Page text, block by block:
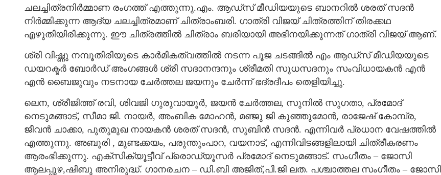
ചലച്ചിത്രനിർമ്മാണ രംഗത്ത് എത്തുന്നു.എം. ആഡ്സ് മീഡിയയുടെ ബാനറിൽ ശരത് സദൻ
നിർമ്മിക്കുന്ന ആദ്യ ചലച്ചിത്രമാണ് ചിത്രാംബരി. ഗാത്രി വിജയ് ചിത്രത്തിന് തിരക്കഥ
എഴുതിയിരിക്കുന്നു. ഈ ചിത്രത്തിൽ ചിത്രാം ബരിയായി അഭിനയിക്കുന്നത് ഗാത്രി വിജയ് ആണ്.
ശ്രി വിഷ്ണു നമ്പൂതിരിയുടെ കാർമികത്വത്തിൽ നടന്ന പൂജ ചടങ്ങിൽ എം ആഡ്സ് മീഡിയയുടെ
ഡയറക്ടർ ബോർഡ് അംഗങ്ങൾ ശ്രീ സദാനന്ദനും ശ്രീമതി സുധസദനും സംവിധായകൻ എൻ
എൻ ബൈജുവും നടനായ ചേർത്തല ജയനും ചേർന്ന് ഭദ്രദീപം തെളിയിച്ചു.
ലെന, ശ്രീജിത്ത് രവി, ശിവജി ഗുരുവായൂർ, ജയൻ ചേർത്തല, സുനിൽ സുഗതാ, പ്രമോദ്
നെടുമങ്ങാട്, സീമാ ജി. നായർ, അംബിക മോഹൻ, മഞ്ജു ജി കുഞ്ഞുമോൻ, രാജേഷ് കോമ്പ്ര,
ജീവൻ ചാക്കാ, പുതുമുഖ നായകൻ ശരത് സദൻ, സുബിൻ സദൻ. എന്നിവർ പ്രധാന വേഷത്തിൽ
എത്തുന്നു. അബൂരി , മുണ്ടക്കയം, പരുന്തുംപാറ, വയനാട്, എന്നിവിടങ്ങളിലായി ചിത്രീകരണം
ആരംഭിക്കുന്നു. എക്സിക്യൂട്ടീവ് പ്രൊഡ്യൂസർ പ്രമോദ് നെടുമങ്ങാട്. സംഗീതം – ജോസി
ആലപ്പുഴ,ഷിബു അനിരുദ്ധ്. ഗാനരചന – ഡി.ബി അജിത്,പി.ജി ലത. പശ്ചാത്തല സംഗീതം – ജോസി